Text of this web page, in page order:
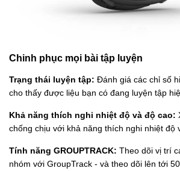
Chinh phục mọi bài tập luyện
Trạng thái luyện tập: Đánh giá các chỉ số
cho thấy được liệu bạn có đang luyện tập
Khả năng thích nghi nhiệt độ và độ cao:
chống chịu với khả năng thích nghi nhiệt độ
Tính năng GROUPTRACK: Theo dõi vị trí
nhóm với GroupTrack - và theo dõi lên tới